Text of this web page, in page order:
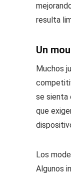
resulta
Un
Muchos
se sienta
que
Los
Algunos